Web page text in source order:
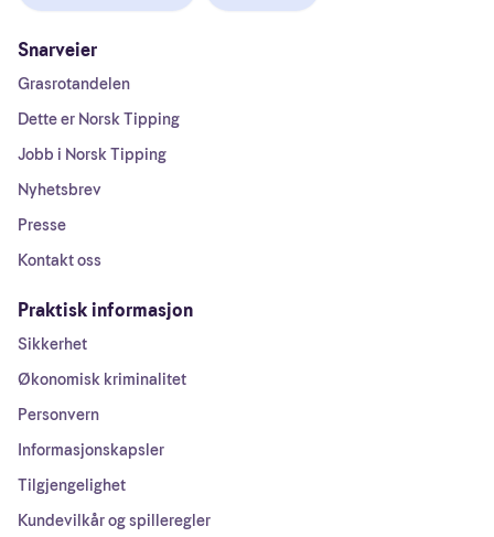
Snarveier
Grasrotandelen
Dette er Norsk Tipping
Jobb i Norsk Tipping
Nyhetsbrev
Presse
Kontakt oss
Praktisk informasjon
Sikkerhet
Økonomisk kriminalitet
Personvern
Informasjonskapsler
Tilgjengelighet
Kundevilkår og spilleregler